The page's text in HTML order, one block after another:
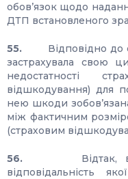
обов’язок щодо
ДТП встановленого
55. Відповідно до
застрахувала свою
недостатності
відшкодування) для
нею шкоди
між фактичним
(страховим
56.
відповідальність